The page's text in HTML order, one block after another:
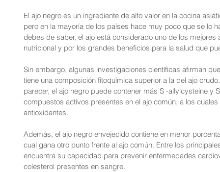
El ajo negro es un ingrediente de alto valor en la cocina
pero en la mayoría de los países hace muy poco que se lo
debes de saber, el ajo está considerado uno de los
nutricional y por los grandes beneficios para la salud que
Sin embargo, algunas investigaciones científicas afirman
tiene una composición fitoquímica superior a la del ajo
parecer, el ajo negro puede contener más S -allylcysteine y
compuestos activos presentes en el ajo común, a los
antioxidantes.
Además, el ajo negro envejecido contiene en menor
cual gana otro punto frente al ajo común. Entre los
encuentra su capacidad para prevenir enfermedades
colesterol presentes en sangre.